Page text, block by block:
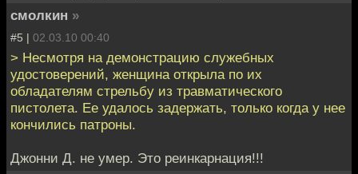
смолкин »
#5 | 02.03.10 00:40
> Несмотря на демонстрацию служебных
удостоверений, женщина открыла по их
обладателям стрельбу из травматического
пистолета. Ее удалось задержать, только когда у нее
кончились патроны.
Джонни Д. не умер. Это реинкарнация!!!